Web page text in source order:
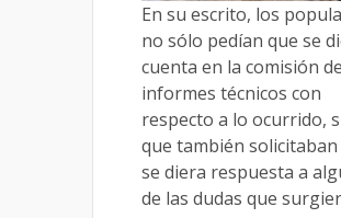
En su escrito, los
no sólo pedían que se
cuenta en la comisión
informes técnicos con
respecto a lo ocurrido,
que también solicitaban
se diera respuesta a
de las dudas que